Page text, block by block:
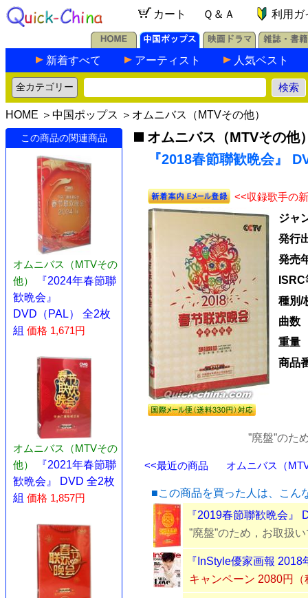
カート Ｑ＆Ａ 利用ガ
新着すべて アーティスト 人気ベスト
HOME ＞ 中国ポップス ＞ オムニバス（MTVその他）
この商品の関連商品
オムニバス（MTVその
他）
『2024年春節聯
歓晩会』
DVD（PAL） 全2枚
組 価格 1,671円
オムニバス（MTVその
他）
『2021年春節聯
歓晩会』 DVD 全2枚
組 価格 1,857円
オムニバス（MTVその他
『2018春節聯歓晩会』
<<収録歌手の
ジャ
発行
発売
ISRC
種別/
曲数
重量
商品
”廃盤”のた
<<最近の商品 オムニバス（
■この商品を買った人は、こん
『2019春節聯歓晩会』
”廃盤”のため，お取扱
『InStyle優家画報
キャンペーン 2080円